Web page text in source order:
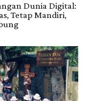
Dunia Digital:
Tetap Mandiri,